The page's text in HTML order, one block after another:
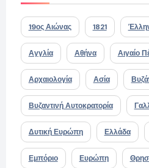
19ος Αιώνας 1821
Αγγλία Αθήνα Αιγαίο
Αρχαιολογία Ασία
Βυζαντινή Αυτοκρατορία
Δυτική Ευρώπη Ελλάδα
Εμπόριο Ευρώπη